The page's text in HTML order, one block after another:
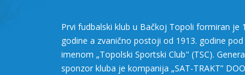
Prvi fudbalski klub u Bačkoj Topoli formiran je
godine a zvanično postoji od 1913. godine pod
imenom „Topolski Sportski Club" (TSC).
sponzor kluba je kompanija „SAT-TRAKT”